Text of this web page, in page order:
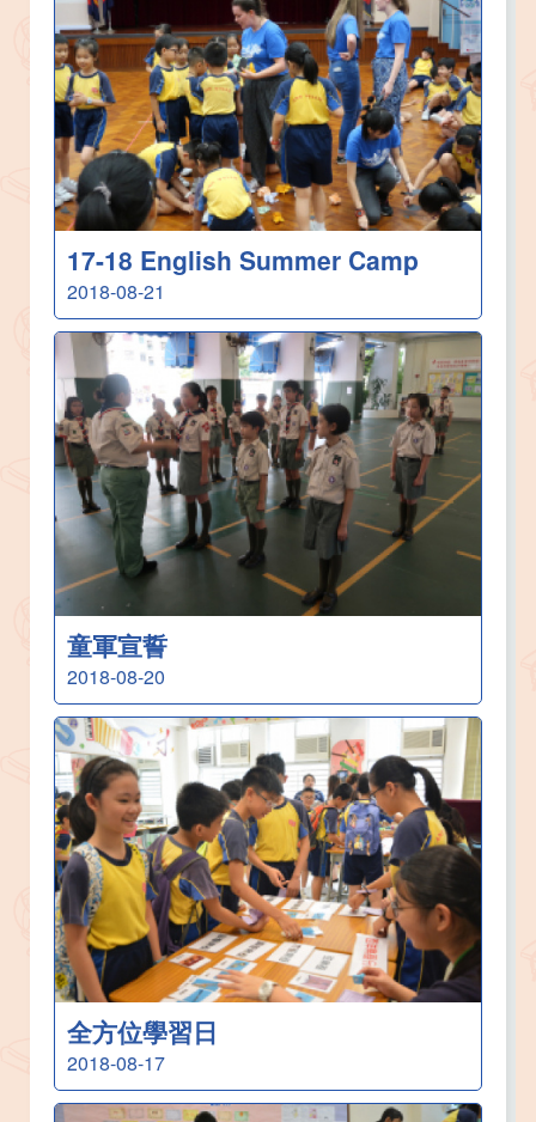
17-18 English Summer Camp
2018-08-21
童軍宣誓
2018-08-20
全方位學習日
2018-08-17